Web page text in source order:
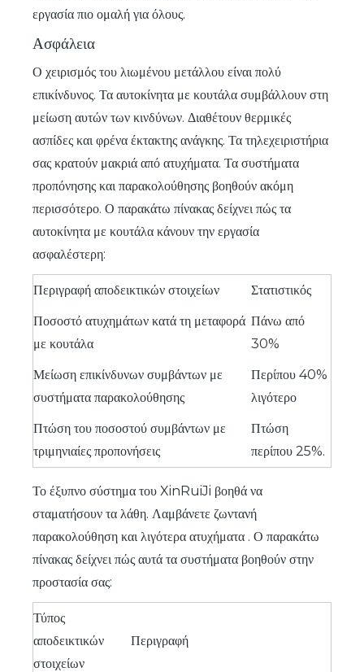
εργασία πιο ομαλή για όλους.
Ασφάλεια
Ο χειρισμός του λιωμένου μετάλλου είναι πολύ
επικίνδυνος. Τα αυτοκίνητα με κουτάλα συμβάλλουν στη
μείωση αυτών των κινδύνων. Διαθέτουν θερμικές
ασπίδες και φρένα έκτακτης ανάγκης. Τα τηλεχειριστήρια
σας κρατούν μακριά από ατυχήματα. Τα συστήματα
προπόνησης και παρακολούθησης βοηθούν ακόμη
περισσότερο. Ο παρακάτω πίνακας δείχνει πώς τα
αυτοκίνητα με κουτάλα κάνουν την εργασία
ασφαλέστερη:
Περιγραφή αποδεικτικών στοιχείων
Στατιστικός
Ποσοστό ατυχημάτων κατά τη μεταφορά
με κουτάλα
Πάνω από
30%
Μείωση επικίνδυνων συμβάντων με
συστήματα παρακολούθησης
Περίπου 40%
λιγότερο
Πτώση του ποσοστού συμβάντων με
τριμηνιαίες προπονήσεις
Πτώση
περίπου 25%.
Το έξυπνο σύστημα του XinRuiJi βοηθά να
σταματήσουν τα λάθη. Λαμβάνετε ζωντανή
παρακολούθηση καιλιγότερα ατυχήματα . Ο παρακάτω
πίνακας δείχνει πώς αυτά τα συστήματα βοηθούν στην
προστασία σας:
Τύπος
αποδεικτικών
στοιχείων
Περιγραφή